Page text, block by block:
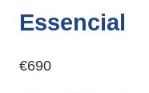
Essencial
€690